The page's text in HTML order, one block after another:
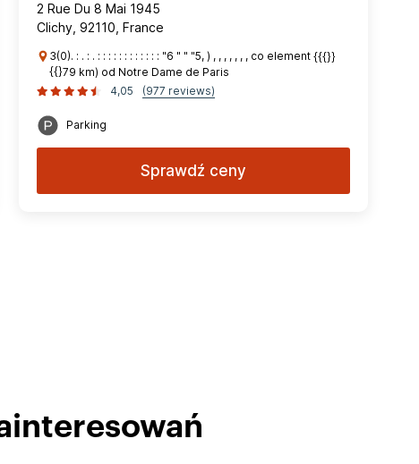
2 Rue Du 8 Mai 1945
Clichy, 92110, France
3(0). : . : . : : : : : : : : : : : : "6 " " "5, ) , , , , , , , co element {{{}}
{{}79 km) od Notre Dame de Paris
4,05
(977 reviews)
Parking
Sprawdź ceny